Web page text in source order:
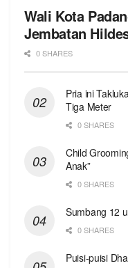
Wali Kota
Jembatan
0 SHARES
Pria ini
Tiga Meter
0 SHARES
Child
Anak”
0 SHARES
Sumbang 12
0 SHARES
Puisi-puisi